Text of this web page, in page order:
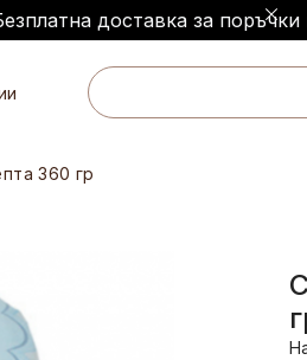
доставка за поръчки
360 гр